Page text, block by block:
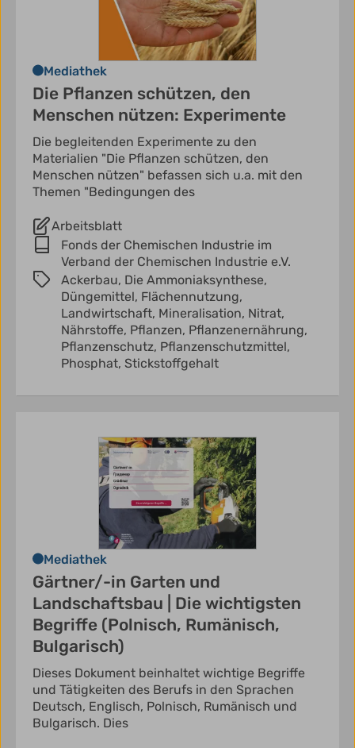
Mediathek
Die Pflanzen schützen, den
Menschen nützen: Experimente
Die begleitenden Experimente zu den
Materialien "Die Pflanzen schützen, den
Menschen nützen" befassen sich u.a. mit den
Themen "Bedingungen des
Arbeitsblatt
Fonds der Chemischen Industrie im
Verband der Chemischen Industrie e.V.
Ackerbau, Die Ammoniaksynthese,
Düngemittel, Flächennutzung,
Landwirtschaft, Mineralisation, Nitrat,
Nährstoffe, Pflanzen, Pflanzenernährung,
Pflanzenschutz, Pflanzenschutzmittel,
Phosphat, Stickstoffgehalt
Mediathek
Gärtner/-in Garten und
Landschaftsbau | Die wichtigsten
Begriffe (Polnisch, Rumänisch,
Bulgarisch)
Dieses Dokument beinhaltet wichtige Begriffe
und Tätigkeiten des Berufs in den Sprachen
Deutsch, Englisch, Polnisch, Rumänisch und
Bulgarisch. Dies